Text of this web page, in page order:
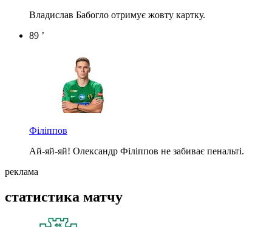
Владислав Бабогло отримує жовту картку.
89 ’
Філіппов
Ай-яй-яй! Олександр Філіппов не забиває пенальті.
реклама
статистика матчу